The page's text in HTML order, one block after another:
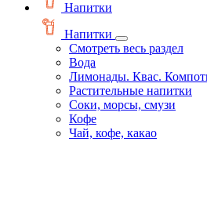
Напитки
Напитки
Смотреть весь раздел
Вода
Лимонады. Квас.
Растительные напитки
Соки, морсы, смузи
Кофе
Чай, кофе, какао